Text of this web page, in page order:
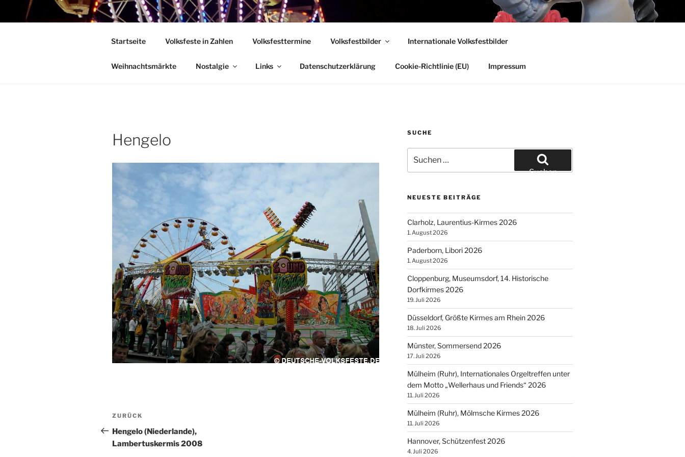
DEUTSCHE VOLKSFESTE
Startseite Volksfeste in Zahlen Volksfesttermine Volksfestbilder Internationale Volksfestbilder
Weihnachtsmärkte Nostalgie Links Datenschutzerklärung Cookie-Richtlinie (EU) Impressum
Hengelo
Beitragsnavigation
Vorheriger
Beitrag
ZURÜCK
Hengelo (Niederlande),
Lambertuskermis 2008
SUCHE
nach:
Suchen
NEUESTE BEITRÄGE
Clarholz, Laurentius-Kirmes 2026
1. August 2026
Paderborn, Libori 2026
1. August 2026
Cloppenburg, Museumsdorf, 14. Historische
Dorfkirmes 2026
19. Juli 2026
Düsseldorf, Größte Kirmes am Rhein 2026
18. Juli 2026
Münster, Sommersend 2026
17. Juli 2026
Mülheim (Ruhr), Internationales Orgeltreffen unter
dem Motto „Wellerhaus und Friends“ 2026
11. Juli 2026
Mülheim (Ruhr), Mölmsche Kirmes 2026
11. Juli 2026
Hannover, Schützenfest 2026
4. Juli 2026